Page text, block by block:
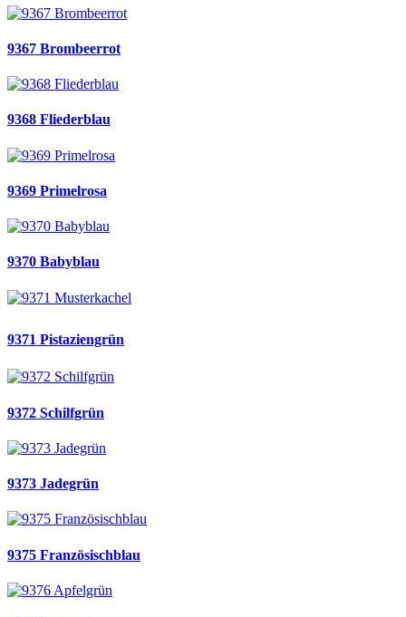
9367 Brombeerrot
9368 Fliederblau
9369 Primelrosa
9370 Babyblau
9371 Pistaziengrün
9372 Schilfgrün
9373 Jadegrün
9375 Französischblau